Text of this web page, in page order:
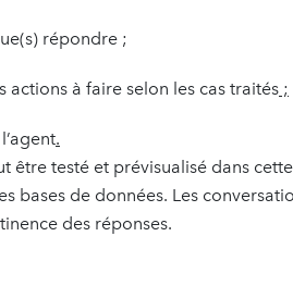
répondre ;
actions à faire selon les cas traités ;
.
être testé et prévisualisé dans
bases de données. Les
des réponses.